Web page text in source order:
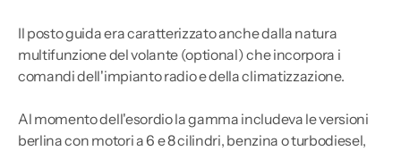
Il posto guida era caratterizzato anche dalla natura
multifunzione del volante (optional) che incorpora i
comandi dell'impianto radio e della climatizzazione.
Al momento dell'esordio la gamma includeva le versioni
berlina con motori a 6 e 8 cilindri, benzina o turbodiesel,